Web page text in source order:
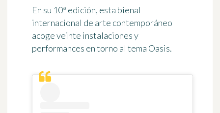
En su 10ª edición, esta bienal
internacional de arte contemporáneo
acogeveinte instalaciones y
performances en torno al tema Oasis.